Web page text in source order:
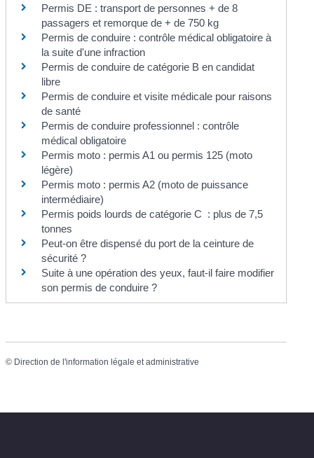
Permis DE : transport de personnes + de 8
passagers et remorque de + de 750 kg
Permis de conduire : contrôle médical obligatoire à
la suite d'une infraction
Permis de conduire de catégorie B en candidat
libre
Permis de conduire et visite médicale pour raisons
de santé
Permis de conduire professionnel : contrôle
médical obligatoire
Permis moto : permis A1 ou permis 125 (moto
légère)
Permis moto : permis A2 (moto de puissance
intermédiaire)
Permis poids lourds de catégorie C : plus de 7,5
tonnes
Peut-on être dispensé du port de la ceinture de
sécurité ?
Suite à une opération des yeux, faut-il faire modifier
son permis de conduire ?
© Direction de l'information légale et administrative